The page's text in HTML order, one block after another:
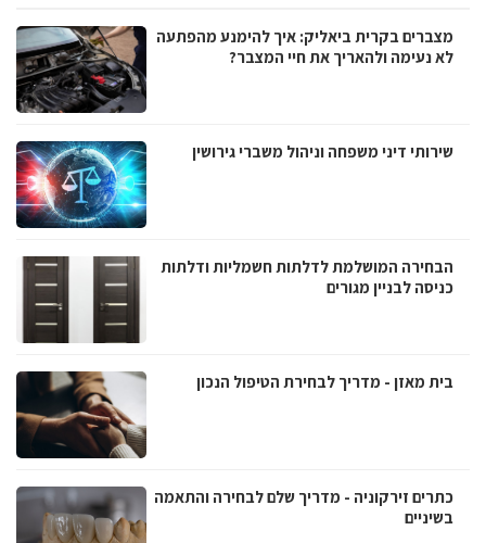
מצברים בקרית ביאליק: איך להימנע מהפתעה
לא נעימה ולהאריך את חיי המצבר?
שירותי דיני משפחה וניהול משברי גירושין
הבחירה המושלמת לדלתות חשמליות ודלתות
כניסה לבניין מגורים
בית מאזן - מדריך לבחירת הטיפול הנכון
כתרים זירקוניה - מדריך שלם לבחירה והתאמה
בשיניים